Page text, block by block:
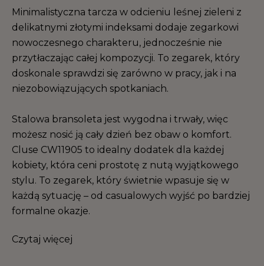
Minimalistyczna tarcza w odcieniu leśnej zieleni z
delikatnymi złotymi indeksami dodaje zegarkowi
nowoczesnego charakteru, jednocześnie nie
przytłaczając całej kompozycji. To zegarek, który
doskonale sprawdzi się zarówno w pracy, jak i na
niezobowiązujących spotkaniach.
Stalowa bransoleta jest wygodna i trwały, więc
możesz nosić ją cały dzień bez obaw o komfort.
Cluse CW11905 to idealny dodatek dla każdej
kobiety, która ceni prostotę z nutą wyjątkowego
stylu. To zegarek, który świetnie wpasuje się w
każdą sytuację – od casualowych wyjść po bardziej
formalne okazje.
Czytaj więcej